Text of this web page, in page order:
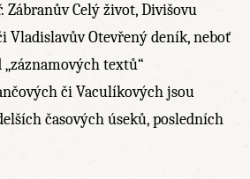
Zábranův Celý život, Divišovu
Vladislavův Otevřený deník, neboť
textů“
či Vaculíkových jsou
časových úseků, posledních